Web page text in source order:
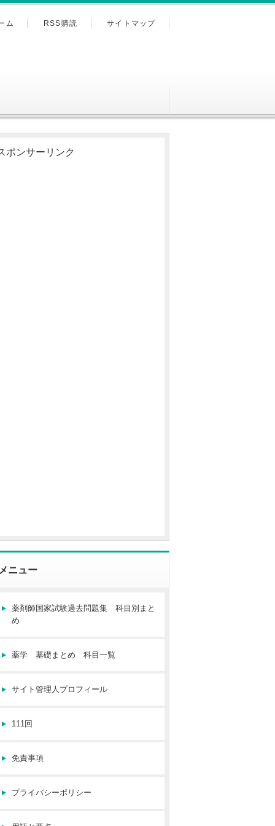
ム RSS購読 サイトマップ
ポンサーリンク
メニュー
薬剤師国家試験過去問題集 科目別まと
め
薬学 基礎まとめ 科目一覧
サイト管理人プロフィール
111回
免責事項
プライバシーポリシー